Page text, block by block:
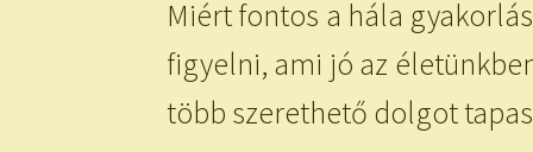
Miért fontos a hála
figyelni, ami jó az
több szerethető dolgot